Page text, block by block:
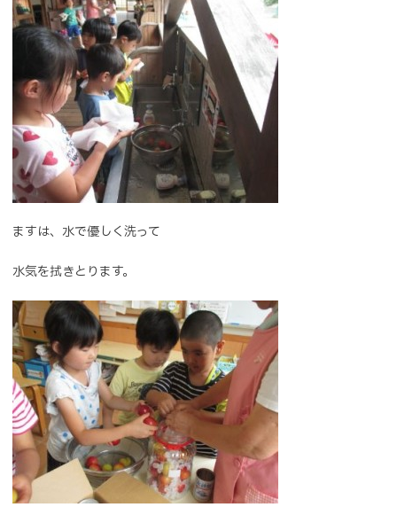
ますは、水で優しく洗って
水気を拭きとります。